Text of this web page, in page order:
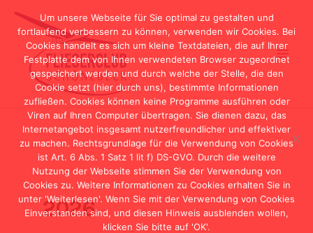
Zum
Inhalt
springen
2026
Um unsere Webseite für Sie optimal zu gestalten und
fortlaufend verbessern zu können, verwenden wir Cookies. Bei
Cookies handelt es sich um kleine Textdateien, die auf Ihrer
Festplatte dem von Ihnen verwendeten Browser zugeordnet
gespeichert werden und durch welche der Stelle, die den
Cookie setzt (hier durch uns), bestimmte Informationen
zufließen. Cookies können keine Programme ausführen oder
Viren auf Ihren Computer übertragen. Sie dienen dazu, das
Internetangebot insgesamt nutzerfreundlicher und effektiver
zu machen. Rechtsgrundlage für die Verwendung von Cookies
ist Art. 6 Abs. 1 Satz 1 lit f) DS-GVO. Durch die weitere
Nutzung der Webseite stimmen Sie der Verwendung von
Cookies zu. Weitere Informationen zu Cookies erhalten Sie in
unter 'Weiterlesen'. Wenn Sie mit der Verwendung von Cookies
Einverstanden sind, und diesen Hinweis ausblenden wollen,
klicken Sie bitte auf 'OK'.